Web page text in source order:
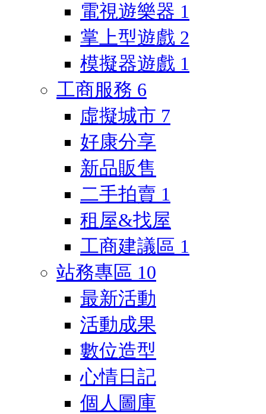
電視遊樂器 1
掌上型遊戲 2
模擬器遊戲 1
工商服務 6
虛擬城市 7
好康分享
新品販售
二手拍賣 1
租屋&找屋
工商建議區 1
站務專區 10
最新活動
活動成果
數位造型
心情日記
個人圖庫